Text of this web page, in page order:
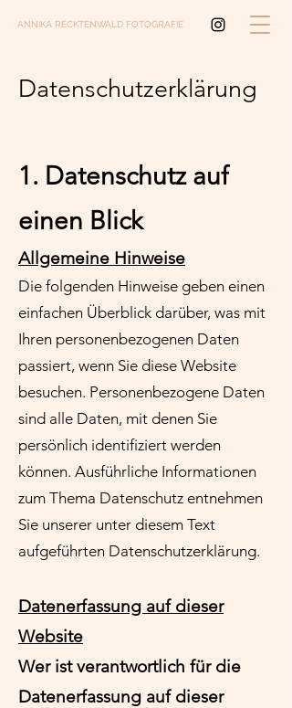
ANNIKA RECKTENWALD FOTOGRAFIE
Datenschutz­erklärung
1. Datenschutz auf
einen Blick
Allgemeine Hinweise
Die folgenden Hinweise geben einen
einfachen Überblick darüber, was mit
Ihren personenbezogenen Daten
passiert, wenn Sie diese Website
besuchen. Personenbezogene Daten
sind alle Daten, mit denen Sie
persönlich identifiziert werden
können. Ausführliche Informationen
zum Thema Datenschutz entnehmen
Sie unserer unter diesem Text
aufgeführten Datenschutzerklärung.
Datenerfassung auf dieser
Website
Wer ist verantwortlich für die
Datenerfassung auf dieser